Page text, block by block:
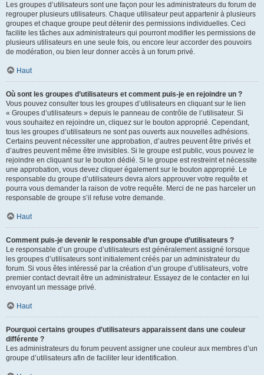
Les groupes d’utilisateurs sont une façon pour les administrateurs du forum de
regrouper plusieurs utilisateurs. Chaque utilisateur peut appartenir à plusieurs
groupes et chaque groupe peut détenir des permissions individuelles. Ceci
facilite les tâches aux administrateurs qui pourront modifier les permissions de
plusieurs utilisateurs en une seule fois, ou encore leur accorder des pouvoirs
de modération, ou bien leur donner accès à un forum privé.
Haut
Où sont les groupes d’utilisateurs et comment puis-je en rejoindre un ?
Vous pouvez consulter tous les groupes d’utilisateurs en cliquant sur le lien
« Groupes d’utilisateurs » depuis le panneau de contrôle de l’utilisateur. Si
vous souhaitez en rejoindre un, cliquez sur le bouton approprié. Cependant,
tous les groupes d’utilisateurs ne sont pas ouverts aux nouvelles adhésions.
Certains peuvent nécessiter une approbation, d’autres peuvent être privés et
d’autres peuvent même être invisibles. Si le groupe est public, vous pouvez le
rejoindre en cliquant sur le bouton dédié. Si le groupe est restreint et nécessite
une approbation, vous devez cliquer également sur le bouton approprié. Le
responsable du groupe d’utilisateurs devra alors approuver votre requête et
pourra vous demander la raison de votre requête. Merci de ne pas harceler un
responsable de groupe s’il refuse votre demande.
Haut
Comment puis-je devenir le responsable d’un groupe d’utilisateurs ?
Le responsable d’un groupe d’utilisateurs est généralement assigné lorsque
les groupes d’utilisateurs sont initialement créés par un administrateur du
forum. Si vous êtes intéressé par la création d’un groupe d’utilisateurs, votre
premier contact devrait être un administrateur. Essayez de le contacter en lui
envoyant un message privé.
Haut
Pourquoi certains groupes d’utilisateurs apparaissent dans une couleur
différente ?
Les administrateurs du forum peuvent assigner une couleur aux membres d’un
groupe d’utilisateurs afin de faciliter leur identification.